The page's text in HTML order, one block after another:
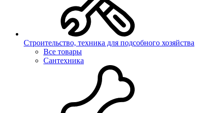
Строительство, техника для подсобного хозяйства
Все товары
Сантехника